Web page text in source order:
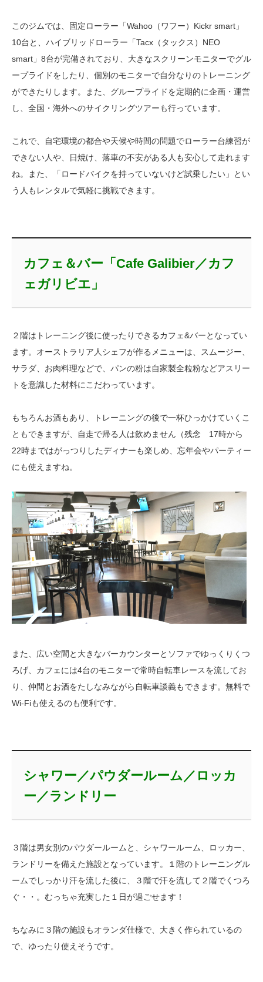
このジムでは、固定ローラー「Wahoo（ワフー）Kickr smart」
10台と、ハイブリッドローラー「Tacx（タックス）NEO
smart」8台が完備されており、大きなスクリーンモニターでグル
ープライドをしたり、個別のモニターで自分なりのトレーニング
ができたりします。また、グループライドを定期的に企画・運営
し、全国・海外へのサイクリングツアーも行っています。
これで、自宅環境の都合や天候や時間の問題でローラー台練習が
できない人や、日焼け、落車の不安がある人も安心して走れます
ね。また、「ロードバイクを持っていないけど試乗したい」とい
う人もレンタルで気軽に挑戦できます。
カフェ＆バー「Cafe Galibier／カフ
ェガリビエ」
２階はトレーニング後に使ったりできるカフェ&バーとなってい
ます。オーストラリア人シェフが作るメニューは、スムージー、
サラダ、お肉料理などで、パンの粉は自家製全粒粉などアスリー
トを意識した材料にこだわっています。
もちろんお酒もあり、トレーニングの後で一杯ひっかけていくこ
ともできますが、自走で帰る人は飲めません（残念 17時から
22時まではがっつりしたディナーも楽しめ、忘年会やパーティー
にも使えますね。
また、広い空間と大きなバーカウンターとソファでゆっくりくつ
ろげ、カフェには4台のモニターで常時自転車レースを流してお
り、仲間とお酒をたしなみながら自転車談義もできます。無料で
Wi-Fiも使えるのも便利です。
シャワー／パウダールーム／ロッカ
ー／ランドリー
３階は男女別のパウダールームと、シャワールーム、ロッカー、
ランドリーを備えた施設となっています。１階のトレーニングル
ームでしっかり汗を流した後に、３階で汗を流して２階でくつろ
ぐ・・。むっちゃ充実した１日が過ごせます！
ちなみに３階の施設もオランダ仕様で、大きく作られているの
で、ゆったり使えそうです。